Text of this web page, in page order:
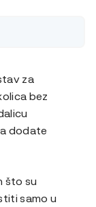
za
bez
dodate
što su
samo u